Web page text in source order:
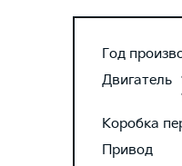
Год
Двигатель
Коробка
Привод